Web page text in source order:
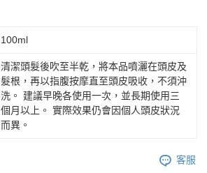
100ml
清潔頭髮後吹至半乾，將本品噴灑在頭皮及
髮根，再以指腹按摩直至頭皮吸收，不須沖
洗。 建議早晚各使用一次，並長期使用三
個月以上。 實際效果仍會因個人頭皮狀況
而異。
客服